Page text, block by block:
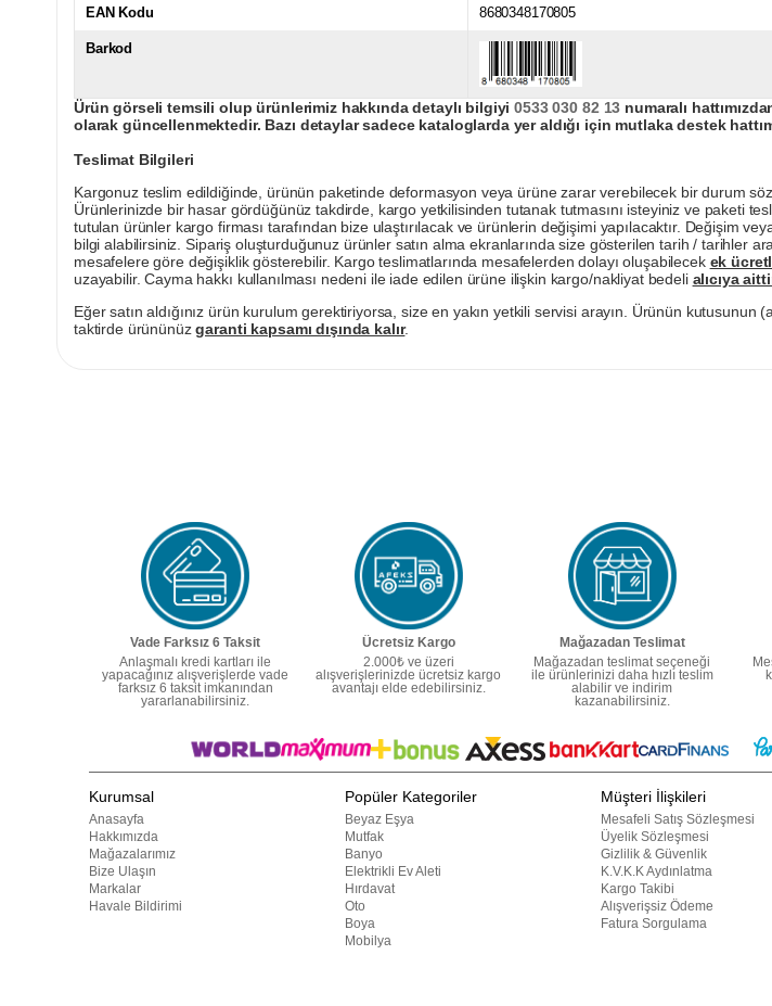
EAN Kodu 8680348170805
Barkod
Ürün görseli temsili olup ürünlerimiz hakkında detaylı bilgiyi0533 030 82 13 numaralı
olarak güncellenmektedir. Bazı detaylar sadece kataloglarda yer aldığı için mutlaka destek
Teslimat Bilgileri
Kargonuz teslim edildiğinde, ürünün paketinde deformasyon veya ürüne zarar verebilecek bir durum
Ürünlerinizde bir hasar gördüğünüz takdirde, kargo yetkilisinden tutanak tutmasını isteyiniz ve paketi
tutulan ürünler kargo firması tarafından bize ulaştırılacak ve ürünlerin değişimi yapılacaktır. Değişim
bilgi alabilirsiniz. Sipariş oluşturduğunuz ürünler satın alma ekranlarında size gösterilen tarih / tarihler
mesafelere göre değişiklik gösterebilir. Kargo teslimatlarında mesafelerden dolayı oluşabilecek ek
uzayabilir. Cayma hakkı kullanılması nedeni ile iade edilen ürüne ilişkin kargo/nakliyat bedeli alıcıya
Eğer satın aldığınız ürün kurulum gerektiriyorsa, size en yakın yetkili servisi arayın. Ürünün kutusunun
taktirde ürününüzgaranti kapsamı dışında kalır.
Vade Farksız 6 Taksit
Anlaşmalı kredi kartları ile
yapacağınız alışverişlerde vade
farksız 6 taksit imkanından
yararlanabilirsiniz.
Ücretsiz Kargo
2.000₺ ve üzeri
alışverişlerinizde ücretsiz kargo
avantajı elde edebilirsiniz.
Mağazadan Teslimat
Mağazadan teslimat seçeneği
ile ürünlerinizi daha hızlı teslim
alabilir ve indirim
kazanabilirsiniz.
Kurumsal
Anasayfa
Hakkımızda
Mağazalarımız
Bize Ulaşın
Markalar
Havale Bildirimi
Popüler Kategoriler
Beyaz Eşya
Mutfak
Banyo
Elektrikli Ev Aleti
Hırdavat
Oto
Boya
Mobilya
Müşteri İlişkileri
Mesafeli Satış Sözleşmesi
Üyelik Sözleşmesi
Gizlilik & Güvenlik
K.V.K.K Aydınlatma
Kargo Takibi
Alışverişsiz Ödeme
Fatura Sorgulama